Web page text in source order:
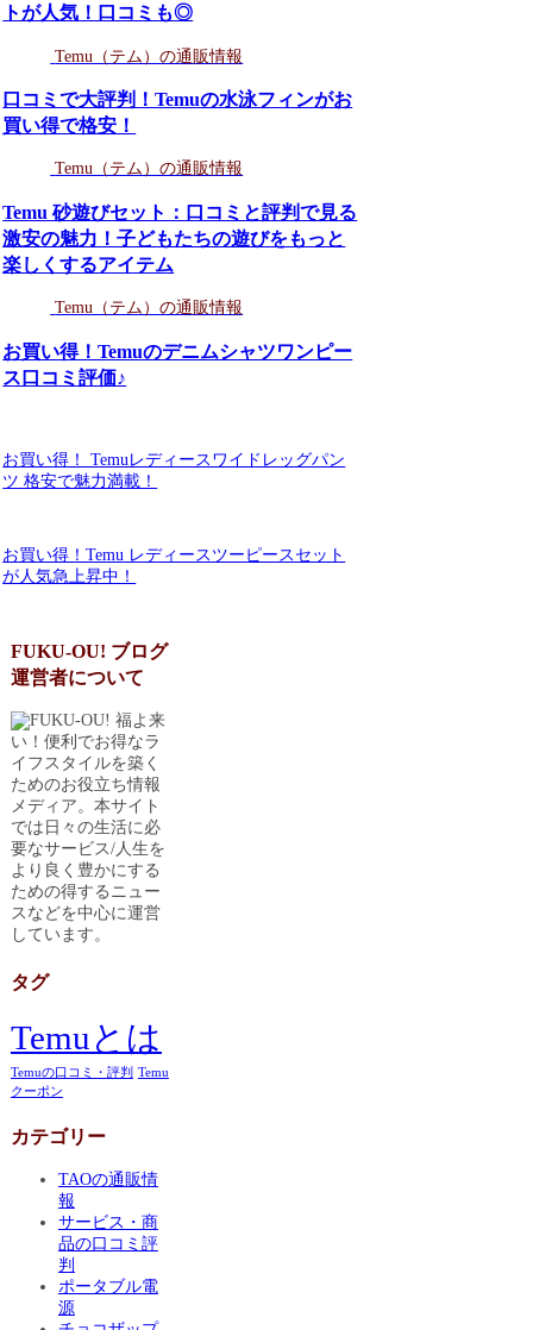
トが人気！口コミも◎
Temu（テム）の通販情報
口コミで大評判！Temuの水泳フィンがお
買い得で格安！
Temu（テム）の通販情報
Temu 砂遊びセット：口コミと評判で見る
激安の魅力！子どもたちの遊びをもっと
楽しくするアイテム
Temu（テム）の通販情報
お買い得！Temuのデニムシャツワンピー
ス口コミ評価♪
お買い得！ Temuレディースワイドレッグパン
ツ 格安で魅力満載！
お買い得！Temu レディースツーピースセット
が人気急上昇中！
FUKU-OU! ブログ
運営者について
福よ来
い！便利でお得なラ
イフスタイルを築く
ためのお役立ち情報
メディア。本サイト
では日々の生活に必
要なサービス/人生を
より良く豊かにする
ための得するニュー
スなどを中心に運営
しています。
タグ
Temuとは
Temuの口コミ・評判 Temu
クーポン
カテゴリー
TAOの通販情
報
サービス・商
品の口コミ評
判
ポータブル電
源